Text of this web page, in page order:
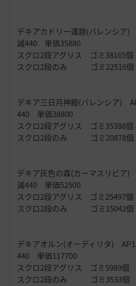
デキアカドリー遺跡(バレンシア
減440 単価35880
スクロ2段アグリス ゴミ38165
スクロ2段のみ ゴミ22516
デキア三日月神殿(バレンシア)
440 単価38800
スクロ2段アグリス ゴミ35388
スクロ2段のみ ゴミ20878
デキア灰色の森(カーマスリビ
減440 単価52500
スクロ2段アグリス ゴミ25497
スクロ2段のみ ゴミ15042
デキアオルン(オーディリタ)
440 単価117700
スクロ2段アグリス ゴミ5989個
スクロ2段のみ ゴミ3533個